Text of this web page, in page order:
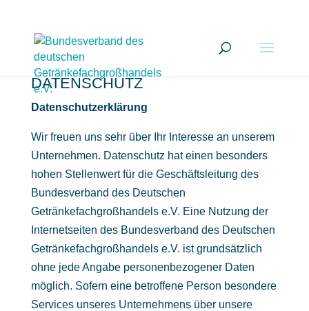
DATENSCHUTZ
Datenschutzerklärung
Wir freuen uns sehr über Ihr Interesse an unserem
Unternehmen. Datenschutz hat einen besonders
hohen Stellenwert für die Geschäftsleitung des
Bundesverband des Deutschen
Getränkefachgroßhandels e.V. Eine Nutzung der
Internetseiten des Bundesverband des Deutschen
Getränkefachgroßhandels e.V. ist grundsätzlich
ohne jede Angabe personenbezogener Daten
möglich. Sofern eine betroffene Person besondere
Services unseres Unternehmens über unsere